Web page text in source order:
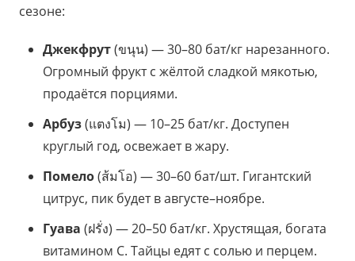
сезоне:
Джекфрут(ขนุน) — 30–80 бат/кг нарезанного.
Огромный фрукт с жёлтой сладкой мякотью,
продаётся порциями.
Арбуз(แตงโม) — 10–25 бат/кг. Доступен
круглый год, освежает в жару.
Помело(ส้มโอ) — 30–60 бат/шт. Гигантский
цитрус, пик будет в августе–ноябре.
Гуава (ฝรั่ง) — 20–50 бат/кг. Хрустящая, богата
витамином C. Тайцы едят с солью и перцем.